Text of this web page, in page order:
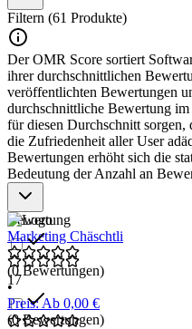
Filtern (61 Produkte)
Der OMR Score sortiert
ihrer durchschnittlichen
veröffentlichten Bewertungen
durchschnittliche Bewertung
für diesen Durchschnitt sorgen,
die Zufriedenheit aller User
Bewertungen erhöht sich die
Bedeutung der Anzahl an
Bewertung
17
Marketing Chäschtli
(0 Bewertungen)
•
Preis: Ab 0,00 €
(0 Bewertungen)